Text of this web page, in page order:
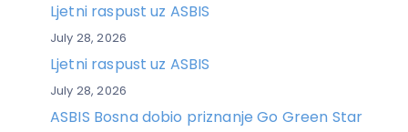
Ljetni raspust uz ASBIS
July 28, 2026
Ljetni raspust uz ASBIS
July 28, 2026
ASBIS Bosna dobio priznanje Go Green Star